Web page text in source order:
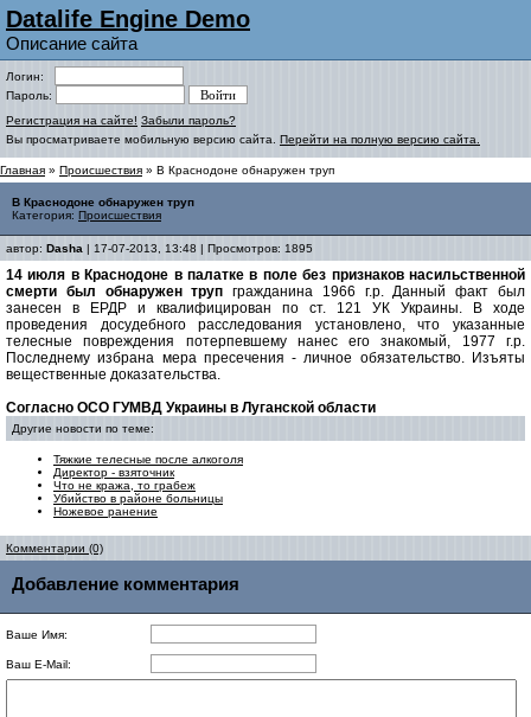
Datalife Engine Demo
Описание сайта
Логин:
Пароль:
Регистрация на сайте! Забыли пароль?
Вы просматриваете мобильную версию сайта. Перейти на полную версию сайта.
Главная » Происшествия » В Краснодоне обнаружен труп
В Краснодоне обнаружен труп
Категория: Происшествия
автор: Dasha | 17-07-2013, 13:48 | Просмотров: 1895
14 июля в Краснодоне в палатке в поле без признаков насильственной
смерти был обнаружен труп гражданина 1966 г.р. Данный факт был
занесен в ЕРДР и квалифицирован по ст. 121 УК Украины. В ходе
проведения досудебного расследования установлено, что указанные
телесные повреждения потерпевшему нанес его знакомый, 1977 г.р.
Последнему избрана мера пресечения - личное обязательство. Изъяты
вещественные доказательства.
Согласно ОСО ГУМВД Украины в Луганской области
Другие новости по теме:
Тяжкие телесные после алкоголя
Директор - взяточник
Что не кража, то грабеж
Убийство в районе больницы
Ножевое ранение
Комментарии (0)
Добавление комментария
Ваше Имя:
Ваш E-Mail: